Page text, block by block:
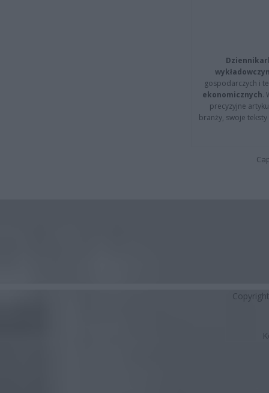
gospodarczych i
ekonomicznych.
precyzyjne
branży, swoje